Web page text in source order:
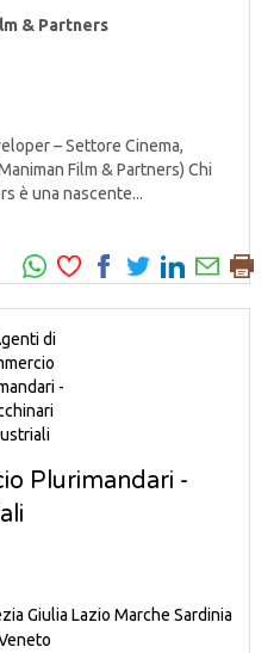
& Partners
– Settore Cinema,
Film & Partners) Chi
è una nascente...
Plurimandari -
Giulia Lazio Marche Sardinia